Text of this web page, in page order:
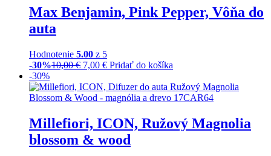
Max Benjamin, Pink Pepper, Vôňa do
auta
Hodnotenie 5.00 z 5
-30%10,00€ 7,00 € Pridať do košíka
-30%
Millefiori, ICON, Ružový Magnolia
blossom & wood